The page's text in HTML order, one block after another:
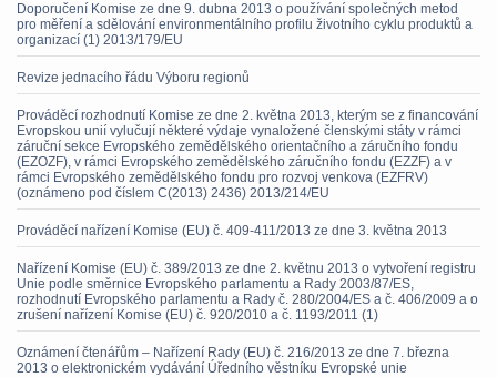
Doporučení Komise ze dne 9. dubna 2013 o používání společných metod
pro měření a sdělování environmentálního profilu životního cyklu produktů a
organizací (1) 2013/179/EU
Revize jednacího řádu Výboru regionů
Prováděcí rozhodnutí Komise ze dne 2. května 2013, kterým se z financování
Evropskou unií vylučují některé výdaje vynaložené členskými státy v rámci
záruční sekce Evropského zemědělského orientačního a záručního fondu
(EZOZF), v rámci Evropského zemědělského záručního fondu (EZZF) a v
rámci Evropského zemědělského fondu pro rozvoj venkova (EZFRV)
(oznámeno pod číslem C(2013) 2436) 2013/214/EU
Prováděcí nařízení Komise (EU) č. 409-411/2013 ze dne 3. května 2013
Nařízení Komise (EU) č. 389/2013 ze dne 2. květnu 2013 o vytvoření registru
Unie podle směrnice Evropského parlamentu a Rady 2003/87/ES,
rozhodnutí Evropského parlamentu a Rady č. 280/2004/ES a č. 406/2009 a o
zrušení nařízení Komise (EU) č. 920/2010 a č. 1193/2011 (1)
Oznámení čtenářům – Nařízení Rady (EU) č. 216/2013 ze dne 7. března
2013 o elektronickém vydávání Úředního věstníku Evropské unie